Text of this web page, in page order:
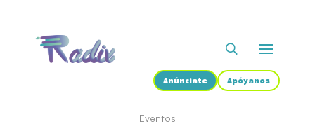
Anúnciate Apóyanos
Eventos